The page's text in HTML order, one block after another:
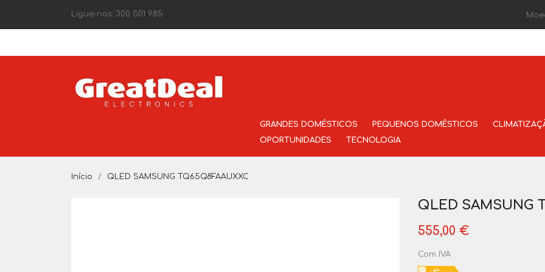
Ligue-nos: 300 501 985
GRANDES DOMÉSTICOS PEQUENOS DOMÉSTICOS
OPORTUNIDADES
TECNOLOGIA
Início QLED SAMSUNG TQ65Q8FAAUXXC
QLED SAMSUNG
555,00 €
Com IVA